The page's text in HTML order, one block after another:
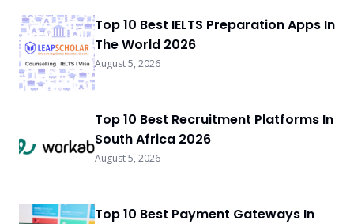
Top 10 Best IELTS Preparation Apps In
The World 2026
August 5, 2026
Top 10 Best Recruitment Platforms In
South Africa 2026
August 5, 2026
Top 10 Best Payment Gateways In